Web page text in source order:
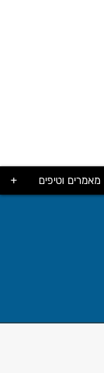
מאמרים וטיפים +